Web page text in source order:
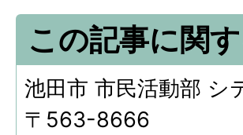
この記事に関
池田市 市民活動部 シ
〒563-8666